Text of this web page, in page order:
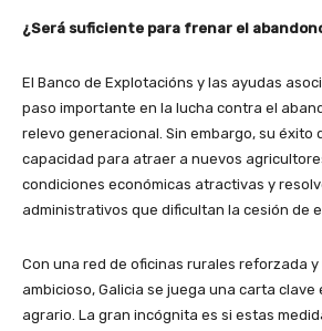
¿Será suficiente para frenar el
El Banco de Explotacións y las ayudas
paso importante en la lucha contra el
relevo generacional. Sin embargo, su éxito
capacidad para atraer a nuevos
condiciones económicas atractivas y
administrativos que dificultan la cesión de
Con una red de oficinas rurales reforzada
ambicioso, Galicia se juega una carta
agrario. La gran incógnita es si estas